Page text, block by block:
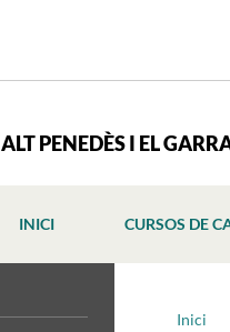
ALT PENEDÈS I EL
INICI CURSOS DE
Inici